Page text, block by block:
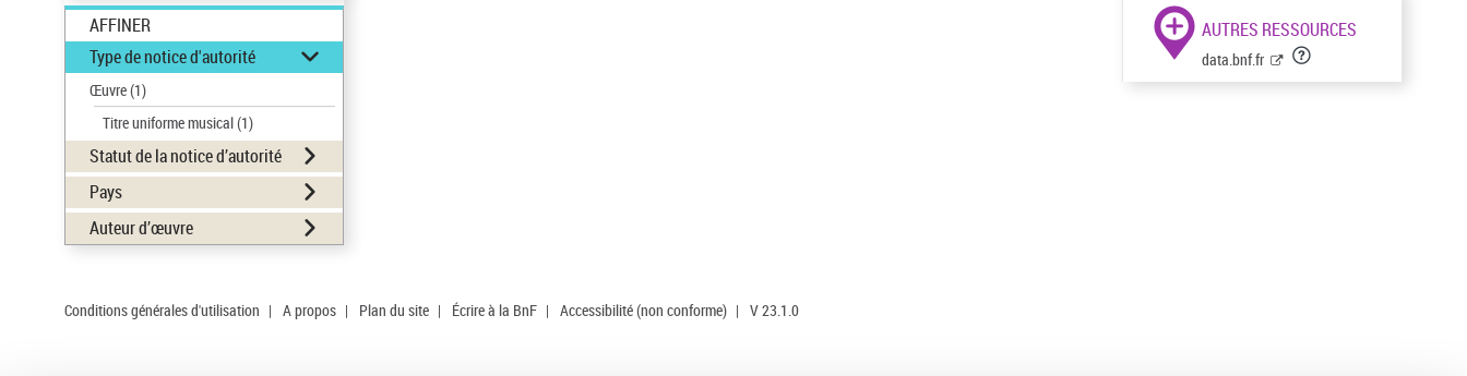
AFFINER
Type de notice d'autorité
Œuvre(1)
Titre uniforme musical(1)
Statut de la notice d’autorité
Pays
Auteur d’œuvre
AUTRES RESSOURCES
data.bnf.fr
Conditions générales d'utilisation | A propos | Plan du site | Écrire à la BnF | Accessibilité (non conforme) | V 23.1.0